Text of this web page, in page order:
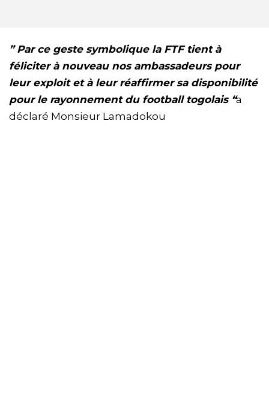
” Par ce geste symbolique la FTF tient à
féliciter à nouveau nos ambassadeurs pour
leur exploit et à leur réaffirmer sa disponibilité
pour le rayonnement du football togolais “a
déclaré Monsieur Lamadokou